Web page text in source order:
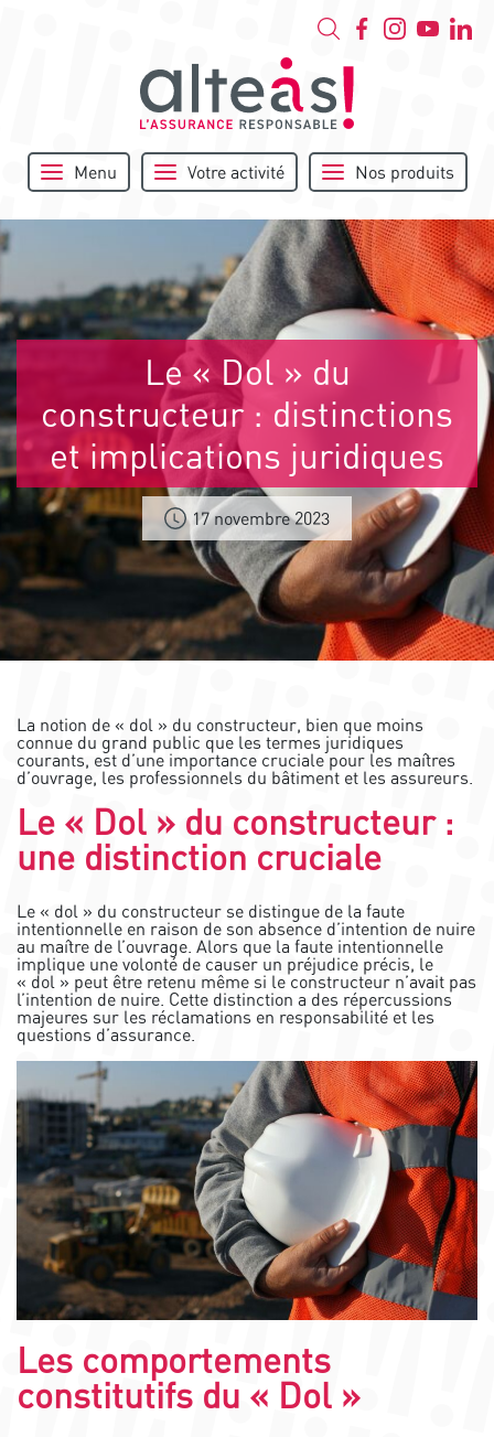
Menu Votre activité Nos produits
Le « Dol » du
constructeur : distinctions
et implications juridiques
17 novembre 2023
La notion de « dol » du constructeur, bien que moins
connue du grand public que les termes juridiques
courants, est d’une importance cruciale pour les maîtres
d’ouvrage, les professionnels du bâtiment et les assureurs.
Le « Dol » du constructeur :
une distinction cruciale
Le « dol » du constructeur se distingue de la faute
intentionnelle en raison de son absence d’intention de nuire
au maître de l’ouvrage. Alors que la faute intentionnelle
implique une volonté de causer un préjudice précis, le
« dol » peut être retenu même si le constructeur n’avait pas
l’intention de nuire. Cette distinction a des répercussions
majeures sur les réclamations en responsabilité et les
questions d’assurance.
Les comportements
constitutifs du « Dol »